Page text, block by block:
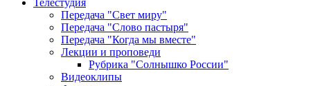
Телестудия
Передача "Свет миру"
Передача "Слово пастыря"
Передача "Когда мы вместе"
Лекции и проповеди
Рубрика "Солнышко России"
Видеоклипы